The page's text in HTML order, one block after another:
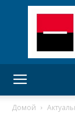
Домой